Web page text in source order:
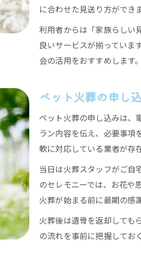
に合わせた見送り方ができ
利用者からは「家族らしい
良いサービスが揃っていま
会の活用をおすすめします。
ペット火葬の申し
ペット火葬の申し込みは、
ラン内容を伝え、必要事項
軟に対応している業者が存
当日は火葬スタッフがご自
のセレモニーでは、お花や
火葬が始まる前に最期の感
火葬後は遺骨を返却しても
の流れを事前に把握してお